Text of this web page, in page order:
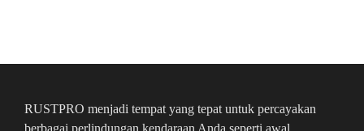
RUSTPRO menjadi tempat yang tepat untuk percayakan